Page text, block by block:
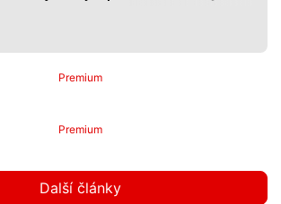
Premium
Premium
Další články